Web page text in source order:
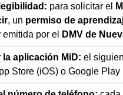
para solicitar el
, un permiso de
emitida por el DMV de
la aplicación MiD: el
Store (iOS) o Google Play